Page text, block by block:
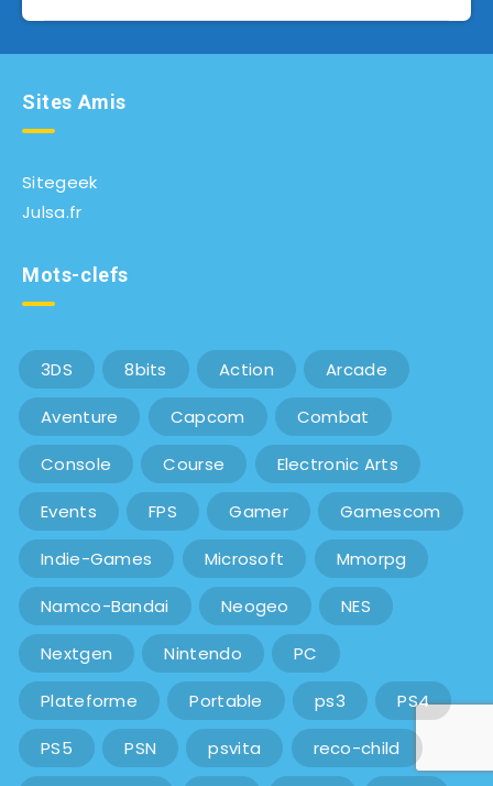
Sites Amis
Sitegeek
Julsa.fr
Mots-clefs
3DS 8bits Action Arcade
Aventure Capcom Combat
Console Course Electronic Arts
Events FPS Gamer Gamescom
Indie-Games Microsoft Mmorpg
Namco-Bandai Neogeo NES
Nextgen Nintendo PC
Plateforme Portable ps3 PS4
PS5 PSN psvita reco-child